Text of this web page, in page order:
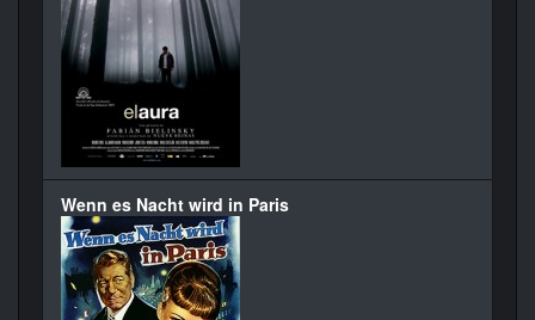
Wenn es Nacht wird in Paris